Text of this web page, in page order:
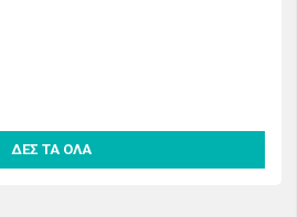
ΔΕΣ ΤΑ ΟΛΑ